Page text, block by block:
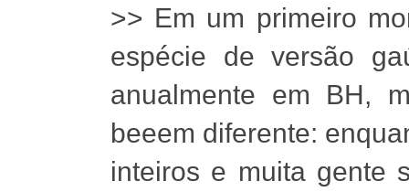
>> Em um primeiro
espécie de versão
anualmente em BH,
beeem diferente:
inteiros e muita gente